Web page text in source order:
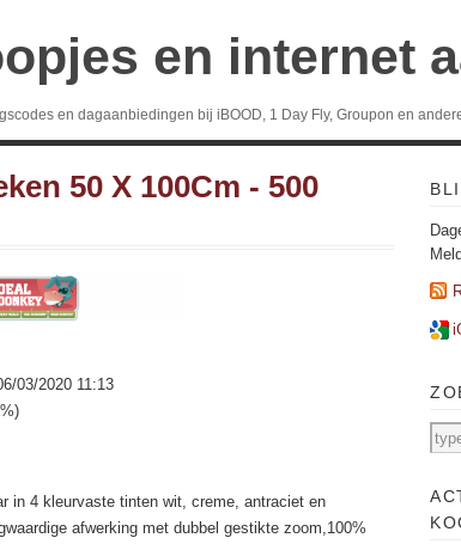
en internet
en dagaanbiedingen bij iBOOD, 1 Day Fly, Groupon en
50 X 100Cm - 500
03/2020 11:13
in 4 kleurvaste tinten wit, creme, antraciet en
afwerking met dubbel gestikte zoom,100%